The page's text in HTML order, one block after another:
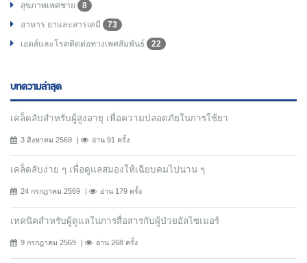
สุขภาพเพศชาย
8
อาหาร ยาและสารเคมี
73
เอดส์และโรคติดต่อทางเพศสัมพันธ์
22
บทความล่าสุด
เคล็ดลับสำหรับผู้สูงอายุ เพื่อความปลอดภัยในการใช้ยา
3 สิงหาคม 2569 อ่าน 91 ครั้ง
เคล็ดลับง่าย ๆ เพื่อดูแลสมองให้เฉียบคมไปนาน ๆ
24 กรกฎาคม 2569 อ่าน 179 ครั้ง
เทคนิคสำหรับผู้ดูแลในการสื่อสารกับผู้ป่วยอัลไซเมอร์
9 กรกฎาคม 2569 อ่าน 268 ครั้ง